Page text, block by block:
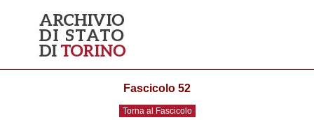
Fascicolo 52
Torna al Fascicolo